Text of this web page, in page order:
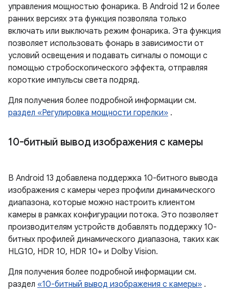
управления мощностью фонарика. В Android 12 и более
ранних версиях эта функция позволяла только
включать или выключать режим фонарика. Эта функция
позволяет использовать фонарь в зависимости от
условий освещения и подавать сигналы о помощи с
помощью стробоскопического эффекта, отправляя
короткие импульсы света подряд.
Для получения более подробной информации см.
раздел «Регулировка мощности горелки» .
10-битный вывод изображения с камеры
В Android 13 добавлена ​​поддержка 10-битного вывода
изображения с камеры через профили динамического
диапазона, которые можно настроить клиентом
камеры в рамках конфигурации потока. Это позволяет
производителям устройств добавлять поддержку 10-
битных профилей динамического диапазона, таких как
HLG10, HDR 10, HDR 10+ и Dolby Vision.
Для получения более подробной информации см.
раздел «10-битный вывод изображения с камеры» .